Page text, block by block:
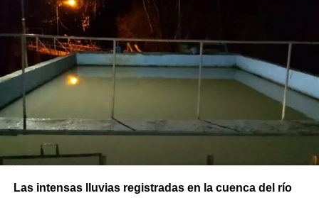
Las intensas lluvias registradas en la cuenca del río